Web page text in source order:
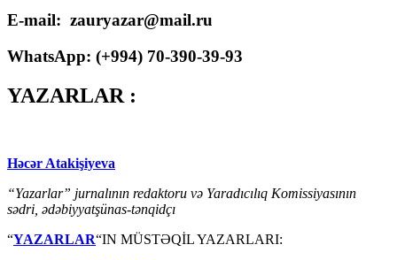
E-mail: zauryazar@mail.ru
WhatsApp: (+994) 70-390-39-93
YAZARLAR :
Həcər Atakişiyeva
“Yazarlar” jurnalının redaktoru və Yaradıcılıq Komissiyasının
sədri, ədəbiyyatşünas-tənqidçı
“YAZARLAR“IN MÜSTƏQİL YAZARLARI: